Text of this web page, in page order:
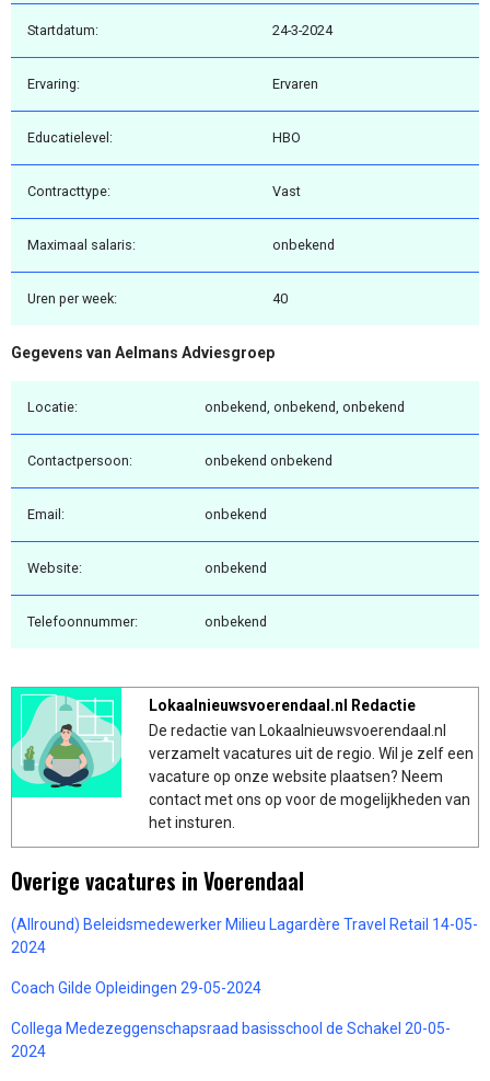
Startdatum: 24-3-2024
Ervaring: Ervaren
Educatielevel: HBO
Contracttype: Vast
Maximaal salaris: onbekend
Uren per week: 40
Gegevens van Aelmans Adviesgroep
Locatie: onbekend, onbekend, onbekend
Contactpersoon: onbekend onbekend
Email: onbekend
Website: onbekend
Telefoonnummer: onbekend
Lokaalnieuwsvoerendaal.nl Redactie
De redactie van Lokaalnieuwsvoerendaal.nl
verzamelt vacatures uit de regio. Wil je zelf een
vacature op onze website plaatsen? Neem
contact met ons op voor de mogelijkheden van
het insturen.
Overige vacatures in Voerendaal
(Allround) Beleidsmedewerker Milieu Lagardère Travel Retail 14-05-
2024
Coach Gilde Opleidingen 29-05-2024
Collega Medezeggenschapsraad basisschool de Schakel 20-05-
2024